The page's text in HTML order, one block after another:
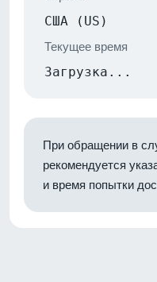
США (US)
Текущее время
Загрузка...
При обращении в
рекомендуется
и время попытки